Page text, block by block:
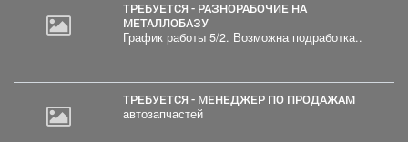
ТРЕБУЕТСЯ - РАЗНОРАБОЧИЕ НА
МЕТАЛЛОБАЗУ
График работы 5/2. Возможна подработка..
ТРЕБУЕТСЯ - МЕНЕДЖЕР ПО ПРОДАЖАМ
автозапчастей